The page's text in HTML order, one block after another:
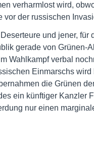
verharmlost wird,
vor der russischen
und jener,
gerade von Grünen-
Wahlkampf verbal
Einmarschs
die Grünen
ein künftiger Kanzler
nur einen